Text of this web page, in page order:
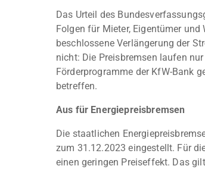
Das Urteil des
Folgen für Mieter, Eigentümer
beschlossene Verlängerung der
nicht: Die Preisbremsen laufen
Förderprogramme der KfW-Bank
betreffen.
Aus für Energiepreisbremsen
Die staatlichen
zum 31.12.2023 eingestellt. Für
einen geringen Preiseffekt. Das